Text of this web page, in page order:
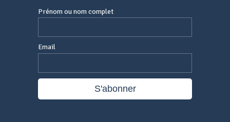
Prénom ou nom complet
Email